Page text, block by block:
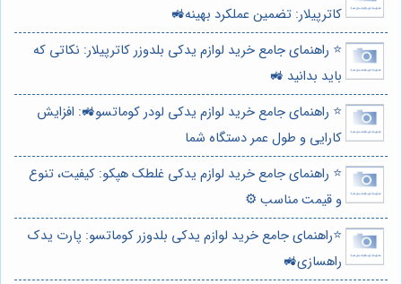
کاترپیلار: تضمین عملکرد بهینه🚜
⭐️ راهنمای جامع خرید لوازم یدکی بلدوزر کاترپیلار: نکاتی که
باید بدانید 🚜
⭐️ راهنمای جامع خرید لوازم یدکی لودر کوماتسو🚜: افزایش
کارایی و طول عمر دستگاه شما
⭐️ راهنمای جامع خرید لوازم یدکی غلطک هپکو: کیفیت، تنوع
و قیمت مناسب ⚙️
⭐️راهنمای جامع خرید لوازم یدکی بلدوزر کوماتسو: پارت یدک
راهسازی🚜